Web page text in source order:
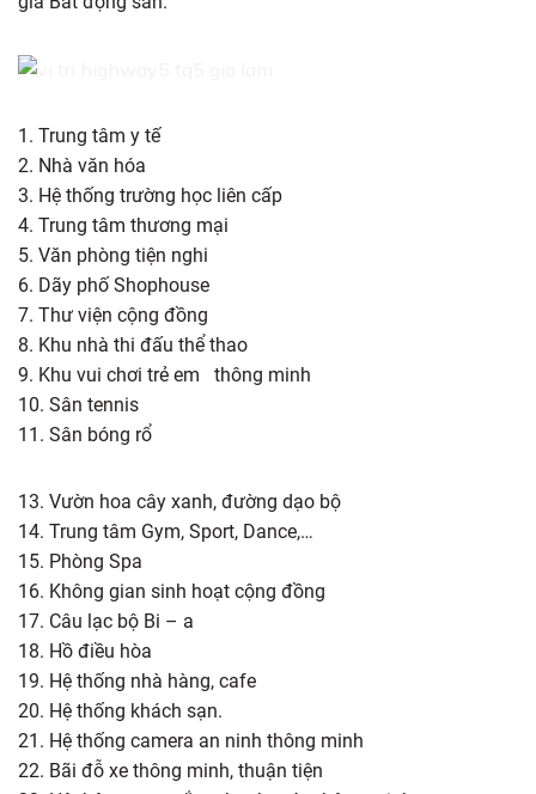
1. Trung tâm y tế
2. Nhà văn hóa
3. Hệ thống trường học liên cấp
4. Trung tâm thương mại
5. Văn phòng tiện nghi
6. Dãy phố Shophouse
7. Thư viện cộng đồng
8. Khu nhà thi đấu thể thao
9. Khu vui chơi trẻ em thông minh
10. Sân tennis
11. Sân bóng rổ
13. Vườn hoa cây xanh, đường dạo bộ
14. Trung tâm Gym, Sport, Dance,…
15. Phòng Spa
16. Không gian sinh hoạt cộng đồng
17. Câu lạc bộ Bi – a
18. Hồ điều hòa
19. Hệ thống nhà hàng, cafe
20. Hệ thống khách sạn.
21. Hệ thống camera an ninh thông minh
22. Bãi đỗ xe thông minh, thuận tiện